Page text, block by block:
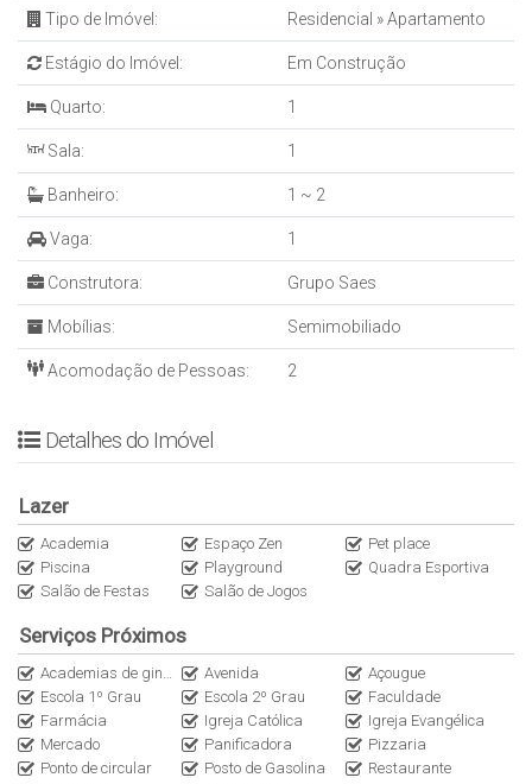
conforto térmico/acústico:
Plantas Inteligentes:Ambientes integrados que privilegiam a
iluminação natural e a ventilação cruzada.
cozinha, ideal para receber amigos e familiares.
Sacada com Churrasqueira a Carvão:
os seus momentos de lazer e contemplação.
Suíte(s) Aconchegante(s):
Dormitórios com excelente
dimensionamento, pensados para o seu descanso absoluto.
Acabamento Premium:Piso em porcelanato nas áreas
sociais, vinílico nos dormitórios, teto em gesso rebaixado e
infraestrutura completa para climatização (Air Split) e água
quente.
O EMPREENDIMENTO & ÁREA DE LAZER
infraestrutura de lazer completa, equipada, decorada e
Piscina Adulto e Infantil:
ensolarados.
Salão de Festas Gourmet:Design sofisticado para
celebrações memoráveis.
manter a saúde em dia.
Espaço Zen / Rooftop:Áreas dedicadas à descompressão e
ao bem-estar, com uma vista deslumbrante da cidade.
Brinquedoteca / Playground:Diversão garantida e segura para
Tipo de Imóvel: Residencial »Apartamento
Estágio do Imóvel: Em Construção
Quarto: 1
Sala: 1
Banheiro: 1 ~ 2
Vaga: 1
Construtora: Grupo Saes
Mobílias: Semimobiliado
Acomodação de Pessoas: 2
Detalhes do Imóvel
Lazer
Academia Espaço Zen
Pet place
Piscina
Playground
Quadra Esportiva
Salão de Festas
Salão de Jogos
Serviços Próximos
Academias de ginástica Avenida
Açougue
Escola 1º Grau
Escola 2º Grau
Faculdade
Farmácia
Igreja Católica
Igreja Evangélica
Mercado
Panificadora
Pizzaria
Ponto de circular
Posto de Gasolina
Restaurante